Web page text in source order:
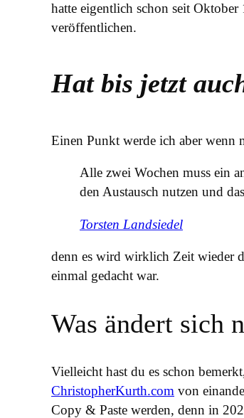
hatte eigentlich schon seit
veröffentlichen.
Hat bis jetzt
Einen Punkt werde ich aber wenn
Alle zwei Wochen muss ein
den Austausch nutzen und
Torsten Landsiedel
denn es wird wirklich Zeit wieder
einmal gedacht war.
Was ändert sich
Vielleicht hast du es schon
ChristopherKurth.com von
Copy & Paste werden, denn in